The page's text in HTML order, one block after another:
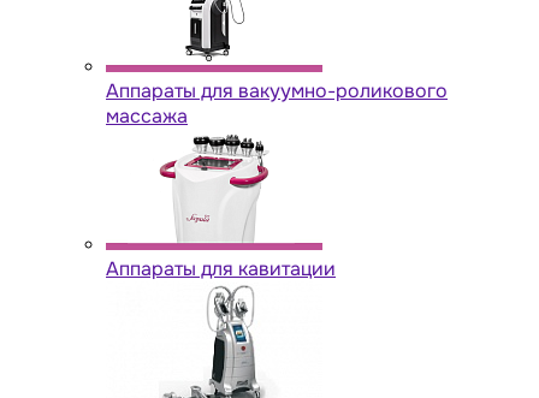
Аппараты для вакуумно-роликового
массажа
Аппараты для кавитации